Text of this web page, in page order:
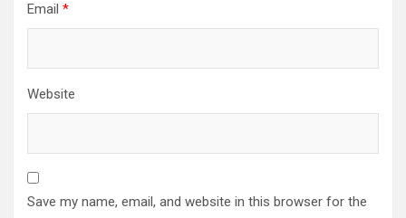
Email *
Website
Save my name, email, and website in this browser for the